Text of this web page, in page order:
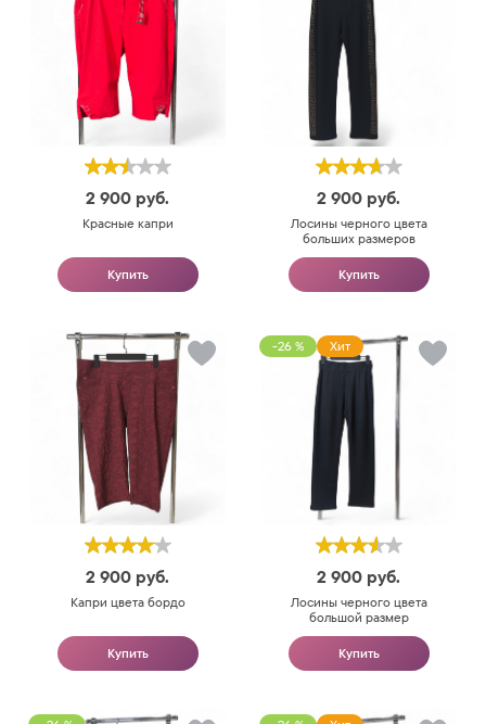
2 900 руб.
Красные капри
Купить
2 900 руб.
Лосины черного цвета
больших размеров
Купить
2 900 руб.
Капри цвета бордо
Купить
-26 % Хит
2 900 руб.
Лосины черного цвета
большой размер
Купить